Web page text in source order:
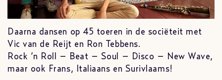
Daarna dansen op 45 toeren in de sociëteit met
Vic van de Reijt en Ron Tebbens.
Rock ’n Roll – Beat – Soul – Disco – New Wave,
maar ook Frans, Italiaans en Surivlaams!